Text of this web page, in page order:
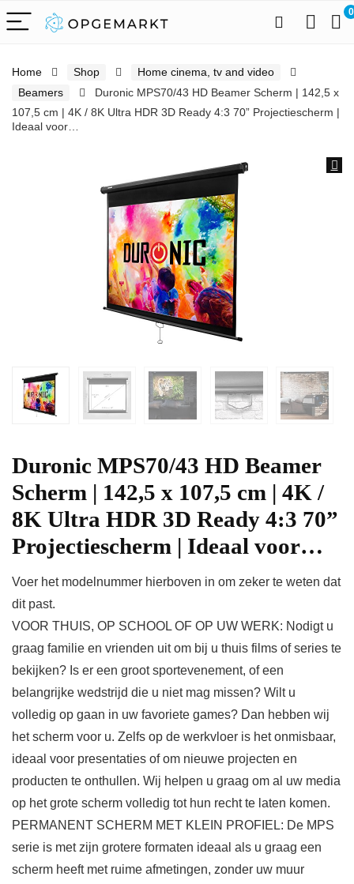
0
Home Shop
Home cinema, tv and video
Beamers
Duronic MPS70/43 HD Beamer Scherm | 142,5 x
107,5 cm | 4K / 8K Ultra HDR 3D Ready 4:3 70” Projectiescherm |
Ideaal voor…
Duronic MPS70/43 HD Beamer
Scherm | 142,5 x 107,5 cm | 4K /
8K Ultra HDR 3D Ready 4:3 70”
Projectiescherm | Ideaal voor…
Voer het modelnummer hierboven in om zeker te weten dat
dit past.
VOOR THUIS, OP SCHOOL OF OP UW WERK: Nodigt u
graag familie en vrienden uit om bij u thuis films of series te
bekijken? Is er een groot sportevenement, of een
belangrijke wedstrijd die u niet mag missen? Wilt u
volledig op gaan in uw favoriete games? Dan hebben wij
het scherm voor u. Zelfs op de werkvloer is het onmisbaar,
ideaal voor presentaties of om nieuwe projecten en
producten te onthullen. Wij helpen u graag om al uw media
op het grote scherm volledig tot hun recht te laten komen.
PERMANENT SCHERM MET KLEIN PROFIEL: De MPS
serie is met zijn grotere formaten ideaal als u graag een
scherm heeft met ruime afmetingen, zonder uw muur